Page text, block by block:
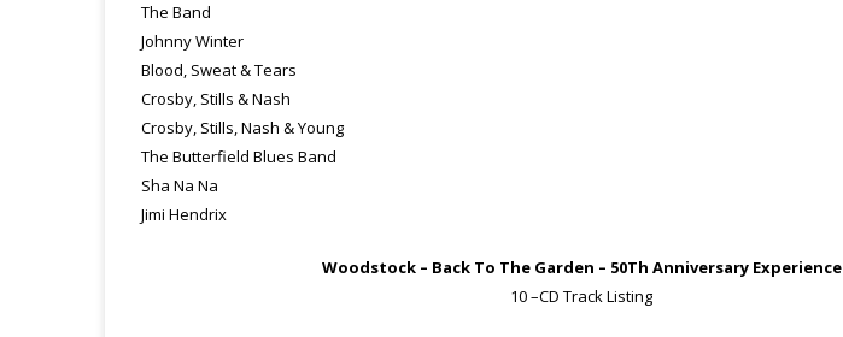
The Band
Johnny Winter
Blood, Sweat & Tears
Crosby, Stills & Nash
Crosby, Stills, Nash & Young
The Butterfield Blues Band
Sha Na Na
Jimi Hendrix
Woodstock – Back To The Garden – 50Th Anniversary Experience
10 –CD Track Listing